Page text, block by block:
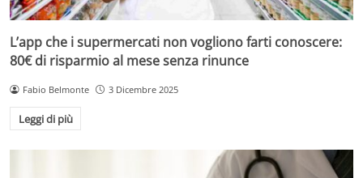
L’app che i supermercati non vogliono farti conoscere:
80€ di risparmio al mese senza rinunce
Fabio Belmonte 3 Dicembre 2025
Leggi di più